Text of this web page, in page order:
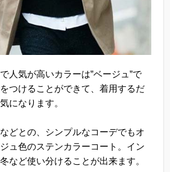
人気が高いカラーは”ベージュ”で
つけることができて、着用するだ
になります。
どとの、シンプルなコーデでもオ
ュ色のステンカラーコート。イン
など使い分けることが出来ます。